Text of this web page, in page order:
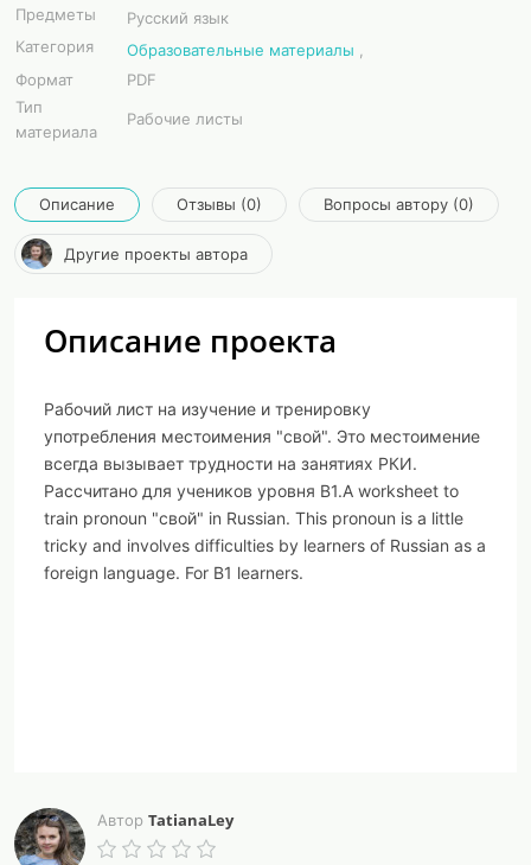
Предметы
Русский язык
Категория
Образовательные материалы ,
Формат
PDF
Тип
материала
Рабочие листы
Описание Отзывы (0) Вопросы автору (0)
Другие проекты автора
Описание проекта
Рабочий лист на изучение и тренировку
употребления местоимения "свой". Это местоимение
всегда вызывает трудности на занятиях РКИ.
Рассчитано для учеников уровня В1.A worksheet to
train pronoun "свой" in Russian. This pronoun is a little
tricky and involves difficulties by learners of Russian as a
foreign language. For B1 learners.
Автор TatianaLey